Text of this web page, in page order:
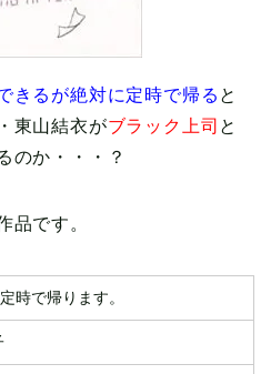
きるが絶対に定時で帰る と
東山結衣がブラック上司 と
のか・・・？
品です。
時で帰ります。